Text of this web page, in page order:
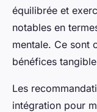
équilibrée et
notables en
mentale. Ce sont
bénéfices
Les
intégration pour